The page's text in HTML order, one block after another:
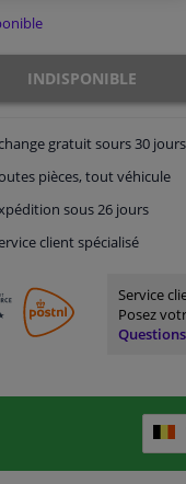
INDISPONIBLE
gratuitsours 30 jours
pièces, tout véhicule
sous 26 jours
client spécialisé
Service
Posez